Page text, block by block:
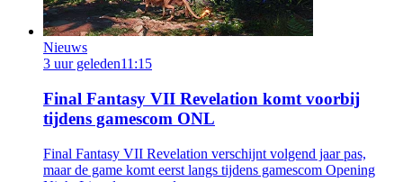
Nieuws
3 uur geleden11:15
Final Fantasy VII Revelation komt voorbij
tijdens gamescom ONL
Final Fantasy VII Revelation verschijnt volgend jaar pas,
maar de game komt eerst langs tijdens gamescom Opening